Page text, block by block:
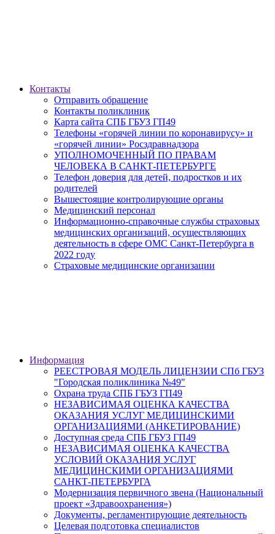
Контакты
Отправить обращение
Контакты поликлиник
Карта сайта СПБ ГБУЗ ГП49
Телефоны «горячей линии по коронавирусу» и
«горячей линии» Росздравнадзора
УПОЛНОМОЧЕННЫЙ ПО ПРАВАМ
ЧЕЛОВЕКА В САНКТ-ПЕТЕРБУРГЕ
Телефон доверия для детей, подростков и их
родителей
Вышестоящие контролирующие органы
Медицинский персонал
Информационно-справочные службы страховых
медицинских организаций, осуществляющих
деятельность в сфере ОМС Санкт-Петербурга в
2022 году
Страховые медицинские организации
Информация
РЕЕСТРОВАЯ МОДЕЛЬ ЛИЦЕНЗИИ СПб ГБУЗ
"Городская поликлиника №49"
Охрана труда СПБ ГБУЗ ГП49
НЕЗАВИСИМАЯ ОЦЕНКА КАЧЕСТВА
ОКАЗАНИЯ УСЛУГ МЕДИЦИНСКИМИ
ОРГАНИЗАЦИЯМИ (АНКЕТИРОВАНИЕ)
Доступная среда СПБ ГБУЗ ГП49
НЕЗАВИСИМАЯ ОЦЕНКА КАЧЕСТВА
УСЛОВИЙ ОКАЗАНИЯ УСЛУГ
МЕДИЦИНСКИМИ ОРГАНИЗАЦИЯМИ
САНКТ-ПЕТЕРБУРГА
Модернизация первичного звена (Национальный
проект «Здравоохранения»)
Документы, регламентирующие деятельность
Целевая подготовка специалистов